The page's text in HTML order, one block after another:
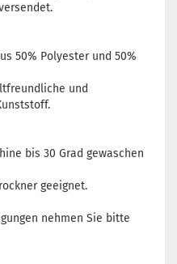
50% Polyester und 50%
und
bis 30 Grad gewaschen
geeignet.
nehmen Sie bitte